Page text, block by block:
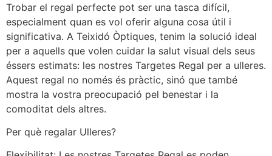
Trobar el regal perfecte pot ser una tasca difícil,
especialment quan es vol oferir alguna cosa útil i
significativa. A Teixidó Òptiques, tenim la solució ideal
per a aquells que volen cuidar la salut visual dels seus
éssers estimats: les nostres Targetes Regal per a ulleres.
Aquest regal no només és pràctic, sinó que també
mostra la vostra preocupació pel benestar i la
comoditat dels altres.
Per què regalar Ulleres?